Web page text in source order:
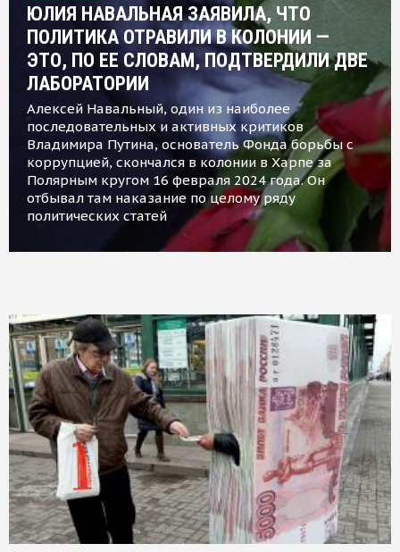
ЮЛИЯ НАВАЛЬНАЯ ЗАЯВИЛА, ЧТО
ПОЛИТИКА ОТРАВИЛИ В КОЛОНИИ —
ЭТО, ПО ЕЕ СЛОВАМ, ПОДТВЕРДИЛИ ДВЕ
ЛАБОРАТОРИИ
Алексей Навальный, один из наиболее
последовательных и активных критиков
Владимира Путина, основатель Фонда борьбы с
коррупцией, скончался в колонии в Харпе за
Полярным кругом 16 февраля 2024 года. Он
отбывал там наказание по целому ряду
политических статей